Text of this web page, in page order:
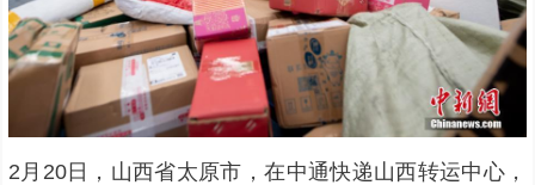
2月20日，山西省太原市，在中通快递山西转运中心，